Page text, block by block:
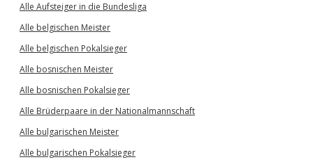
Alle Aufsteiger in die Bundesliga
Alle belgischen Meister
Alle belgischen Pokalsieger
Alle bosnischen Meister
Alle bosnischen Pokalsieger
Alle Brüderpaare in der Nationalmannschaft
Alle bulgarischen Meister
Alle bulgarischen Pokalsieger